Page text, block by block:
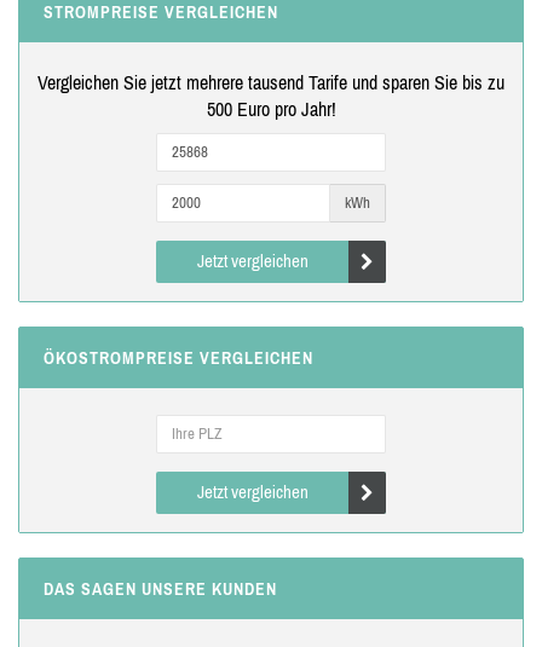
STROMPREISE VERGLEICHEN
Vergleichen Sie jetzt mehrere tausend Tarife und sparen Sie bis zu
500 Euro pro Jahr!
kWh
Jetzt vergleichen
ÖKOSTROMPREISE VERGLEICHEN
Jetzt vergleichen
DAS SAGEN UNSERE KUNDEN